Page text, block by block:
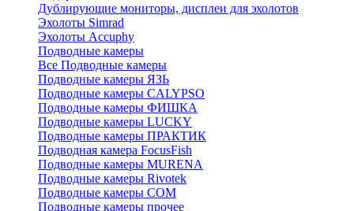
Дублирующие мониторы, дисплеи для эхолотов
Эхолоты Simrad
Эхолоты Accuphy
Подводные камеры
Все Подводные камеры
Подводные камеры ЯЗЬ
Подводные камеры CALYPSO
Подводные камеры ФИШКА
Подводные камеры LUCKY
Подводные камеры ПРАКТИК
Подводная камера FocusFish
Подводные камеры MURENA
Подводные камеры Rivotek
Подводные камеры СОМ
Подводные камеры прочее